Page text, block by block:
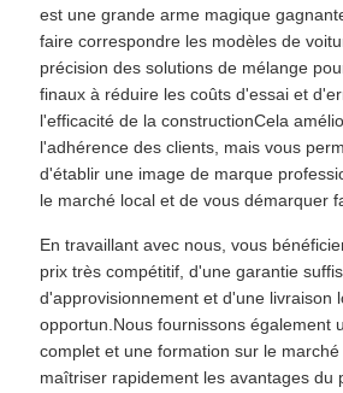
est une grande arme magique
faire correspondre les modèles de
précision des solutions de mélange
finaux à réduire les coûts d'essai et
l'efficacité de la constructionCela
l'adhérence des clients, mais vous
d'établir une image de marque
le marché local et de vous démarquer
En travaillant avec nous, vous
prix très compétitif, d'une garantie
d'approvisionnement et d'une livraison
opportun.Nous fournissons également
complet et une formation sur le
maîtriser rapidement les avantages du